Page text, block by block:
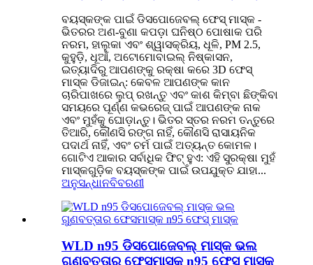
ବୟସ୍କଙ୍କ ପାଇଁ ଡିସପୋଜେବଲ୍ ଫେସ୍ ମାସ୍କ -
ଭିତରର ଅଣ-ବୁଣା କପଡ଼ା ଘନିଷ୍ଠ ପୋଷାକ ପରି
ନରମ, ହାଲୁକା ଏବଂ ଶ୍ୱାସକ୍ରିୟ, ଧୂଳି, PM 2.5,
କୁହୁଡ଼ି, ଧୂଆଁ, ଅଟୋମୋବାଇଲ୍ ନିଷ୍କାସନ,
ଇତ୍ୟାଦିରୁ ଆପଣଙ୍କୁ ରକ୍ଷା କରେ 3D ଫେସ୍
ମାସ୍କ ଡିଜାଇନ୍: କେବଳ ଆପଣଙ୍କ କାନ
ଚାରିପାଖରେ ଲୁପ୍ ରଖନ୍ତୁ ଏବଂ କାଶ କିମ୍ବା ଛିଙ୍କିବା
ସମୟରେ ପୂର୍ଣ୍ଣ କଭରେଜ୍ ପାଇଁ ଆପଣଙ୍କ ନାକ
ଏବଂ ମୁହଁକୁ ଘୋଡ଼ାନ୍ତୁ। ଭିତର ସ୍ତର ନରମ ତନ୍ତୁରେ
ତିଆରି, କୌଣସି ରଙ୍ଗ ନାହିଁ, କୌଣସି ରାସାୟନିକ
ପଦାର୍ଥ ନାହିଁ, ଏବଂ ଚର୍ମ ପାଇଁ ଅତ୍ୟନ୍ତ କୋମଳ।
ଗୋଟିଏ ଆକାର ସର୍ବାଧିକ ଫିଟ୍ ହୁଏ: ଏହି ସୁରକ୍ଷା ମୁହଁ
ମାସ୍କଗୁଡ଼ିକ ବୟସ୍କଙ୍କ ପାଇଁ ଉପଯୁକ୍ତ ଯାହା...
ଅନୁସନ୍ଧାନବିବରଣୀ
WLD n95 ଡିସପୋଜେବଲ୍ ମାସ୍କ ଭଲ
ଗୁଣବତ୍ତାର ଫେସମାସ୍କ n95 ଫେସ୍ ମାସ୍କ